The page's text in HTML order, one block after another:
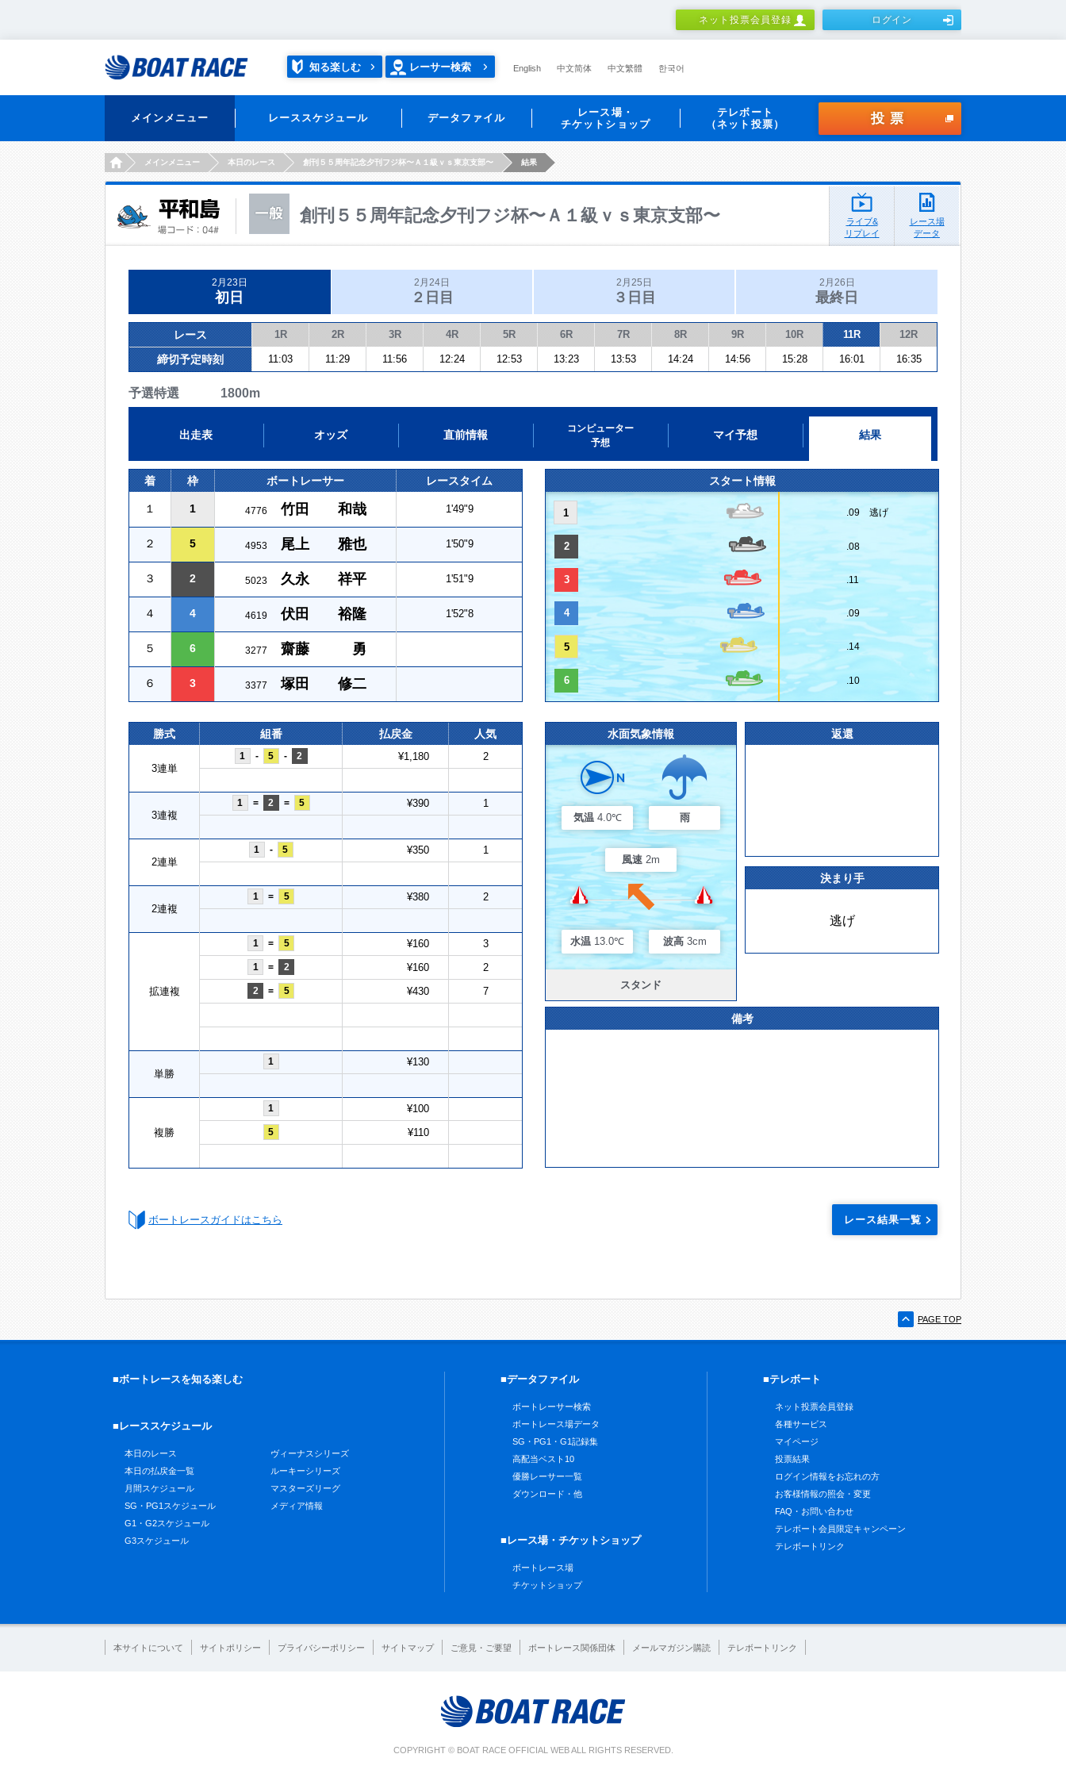
ネット投票会員登録 ログイン
知る楽しむ レーサー検索 English 中文简体 中文繁體 한국어
メインメニュー レーススケジュール データファイル
レース場・
チケットショップ
テレボート
（ネット投票）
投票
HOMEメインメニュー 本日のレース 創刊５５周年記念夕刊フジ杯〜Ａ１級ｖｓ東京支部〜 結果
創刊５５周年記念夕刊フジ杯〜Ａ１級ｖｓ東京支部〜
ライブ&
リプレイ
レース場
データ
2月23日
初日
2月24日
２日目
2月25日
３日目
2月26日
最終日
レース 1R 2R 3R 4R 5R 6R 7R 8R 9R 10R 11R 12R
締切予定時刻 11:03 11:29 11:56 12:24 12:53 13:23 13:53 14:24 14:56 15:28 16:01 16:35
予選特選 1800m
出走表 オッズ 直前情報
コンピューター
予想
マイ予想 結果
着 枠 ボートレーサー レースタイム
１ 1 4776 竹田 和哉 1'49"9
２ 5 4953 尾上 雅也 1'50"9
３ 2 5023 久永 祥平 1'51"9
４ 4 4619 伏田 裕隆 1'52"8
５ 6 3277 齋藤 勇
６ 3 3377 塚田 修二
スタート情報
1 .09 逃げ
2 .08
3 .11
4 .09
5 .14
6 .10
勝式 組番 払戻金 人気
3連単
1 - 5 - 2 ¥1,180 2
3連複
1 = 2 = 5 ¥390 1
2連単
1 - 5 ¥350 1
2連複
1 = 5 ¥380 2
拡連複
1 = 5 ¥160 3
1 = 2 ¥160 2
2 = 5 ¥430 7
単勝
1 ¥130
複勝
1 ¥100
5 ¥110
水面気象情報
気温 4.0℃ 雨
風速 2m
水温 13.0℃ 波高 3cm
スタンド
返還
決まり手
逃げ
備考
ボートレースガイドはこちら レース結果一覧
PAGE TOP
■ボートレースを知る楽しむ
■レーススケジュール
本日のレース
本日の払戻金一覧
月間スケジュール
SG・PG1スケジュール
G1・G2スケジュール
G3スケジュール
ヴィーナスシリーズ
ルーキーシリーズ
マスターズリーグ
メディア情報
■データファイル
ボートレーサー検索
ボートレース場データ
SG・PG1・G1記録集
高配当ベスト10
優勝レーサー一覧
ダウンロード・他
■レース場・チケットショップ
ボートレース場
チケットショップ
■テレボート
ネット投票会員登録
各種サービス
マイページ
投票結果
ログイン情報をお忘れの方
お客様情報の照会・変更
FAQ・お問い合わせ
テレボート会員限定キャンペーン
テレボートリンク
本サイトについて サイトポリシー プライバシーポリシー サイトマップ ご意見・ご要望 ボートレース関係団体 メールマガジン購読 テレボートリンク
COPYRIGHT © BOAT RACE OFFICIAL WEB ALL RIGHTS RESERVED.